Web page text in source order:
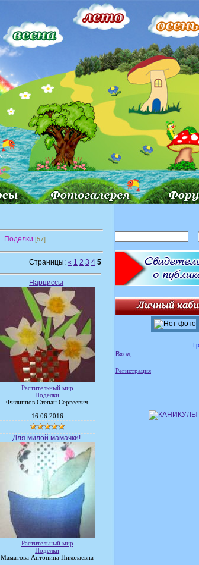
Поделки [57]
Страницы: « 1 2 3 4 5
Нарциссы
Растительный мир
Поделки
Филиппов Степан Сергеевич
16.06.2016
Для милой мамачки!
Растительный мир
Поделки
Маматова Антонина Николаевна
Вход
Регистрация